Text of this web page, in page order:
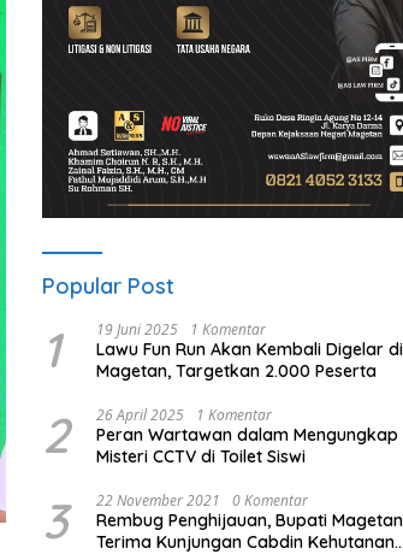
Popular Post
1 19 Juni 2025 1 Komentar
Lawu Fun Run Akan Kembali Digelar di
Magetan, Targetkan 2.000 Peserta
2 26 April 2025 1 Komentar
Peran Wartawan dalam Mengungkap
Misteri CCTV di Toilet Siswi
3 22 November 2021 0 Komentar
Rembug Penghijauan, Bupati Magetan
Terima Kunjungan Cabdin Kehutanan